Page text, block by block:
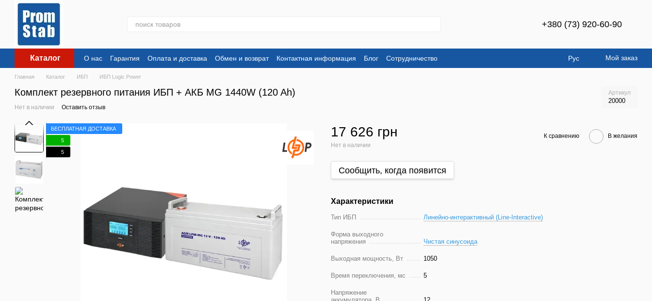
+380 (73) 920-60-90
Каталог О нас Гарантия Оплата и доставка Обмен и возврат Контактная информация Блог Сотрудничество Рус Мой заказ
Главная Каталог ИБП ИБП Logic Power
Комплект резервного питания ИБП + АКБ MG 1440W (120 Ah) Артикул
20000
Нет в наличии Оставить отзыв
БЕСПЛАТНАЯ ДОСТАВКА
5
5
17 626 грн
Нет в наличии
К сравнению В желания
Сообщить, когда появится
Характеристики
Тип ИБП Линейно-интерактивный (Line-Interactive)
Форма выходного
напряжения
Чистая синусоида
Выходная мощность, Вт 1050
Время переключения, мс 5
Напряжение